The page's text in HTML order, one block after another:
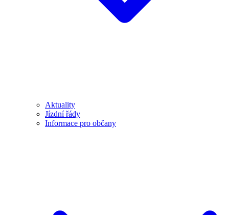
Aktuality
Jízdní řády
Informace pro občany